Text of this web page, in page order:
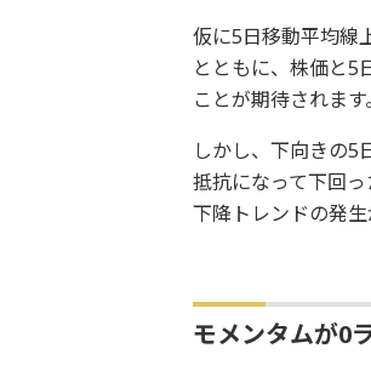
仮に5日移動平均線
とともに、株価と5
ことが期待されます。
しかし、下向きの5
抵抗になって下回
下降トレンドの発生
モメンタムが0